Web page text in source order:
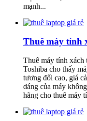
mạnh...
Thuê máy tính
Thuê máy tính xách
Toshiba cho thấy
tương đối cao, giá
dáng của máy
hãng cho thuê máy